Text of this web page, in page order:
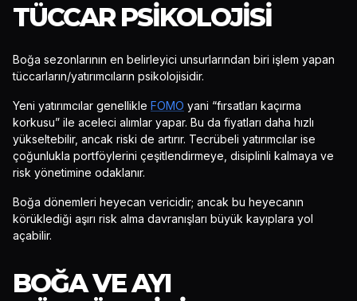
TÜCCAR PSIKOLOJISI
Boğa sezonlarının en belirleyici unsurlarından biri işlem yapan
tüccarların/yatırımcıların psikolojisidir.
Yeni yatırımcılar genellikle FOMO yani “fırsatları kaçırma
korkusu” ile aceleci alımlar yapar. Bu da fiyatları daha hızlı
yükseltebilir, ancak riski de artırır. Tecrübeli yatırımcılar ise
çoğunlukla portföylerini çeşitlendirmeye, disiplinli kalmaya ve
risk yönetimine odaklanır.
Boğa dönemleri heyecan vericidir; ancak bu heyecanın
körüklediği aşırı risk alma davranışları büyük kayıplara yol
açabilir.
BOĞA VE AYI